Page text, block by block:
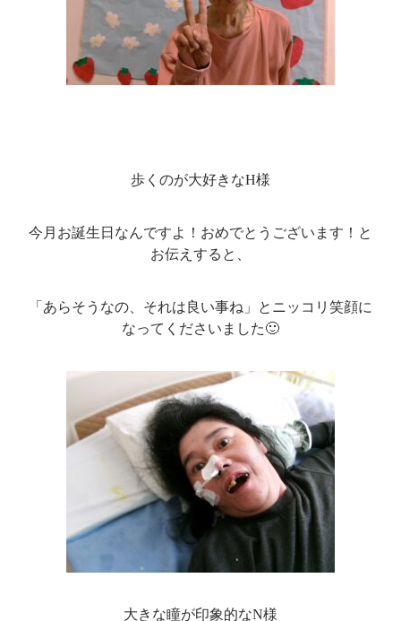
歩くのが大好きなH様
今月お誕生日なんですよ！おめでとうございます！と
お伝えすると、
「あらそうなの、それは良い事ね」とニッコリ笑顔に
なってくださいました🙂
大きな瞳が印象的なN様